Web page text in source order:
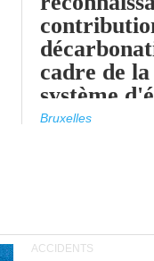
cadre de
système
quotas
Bruxelles
ACCIDENTS